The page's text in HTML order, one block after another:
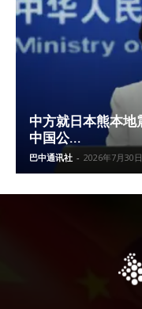
中方就日本熊本地
中国公...
巴中通讯社 - 2026年7月30日